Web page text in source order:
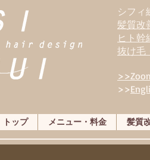
シフィ
髪質改
ヒト幹
抜け毛
>>
トップ メニュー・料金 髪質